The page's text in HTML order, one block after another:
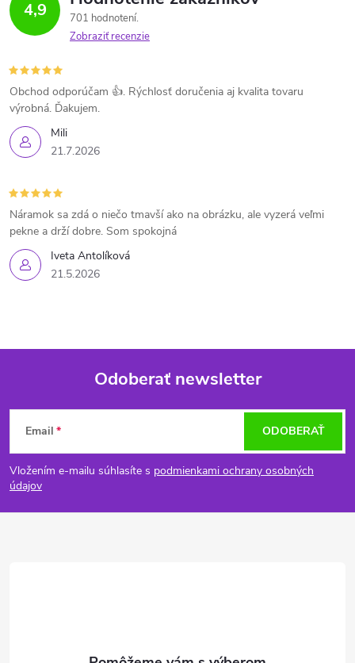
4,9
701 hodnotení
Zobraziť recenzie
Mili
21.7.2026
Obchod odporúčam 👍. Rýchlosť doručenia aj kvalita tovaru
výrobná. Ďakujem.
Iveta Antolíková
21.5.2026
Náramok sa zdá o niečo tmavší ako na obrázku, ale vyzerá veľmi
pekne a drží dobre. Som spokojná
Z
á
p
Odoberať newsletter
Email
Vložením e-mailu súhlasíte s podmienkami ochrany osobných
údajov
ODOBERAŤ